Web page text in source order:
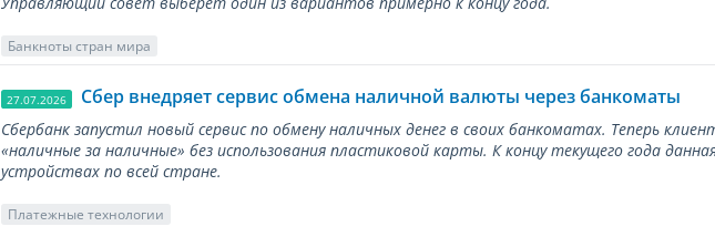
Банкноты стран мира
27.07.2026 Сбер внедряет сервис обмена наличной валюты через банкоматы
Сбербанк запустил новый сервис по обмену наличных денег в своих банкоматах. Теперь
«наличные за наличные» без использования пластиковой карты. К концу текущего года
устройствах по всей стране.
Платежные технологии